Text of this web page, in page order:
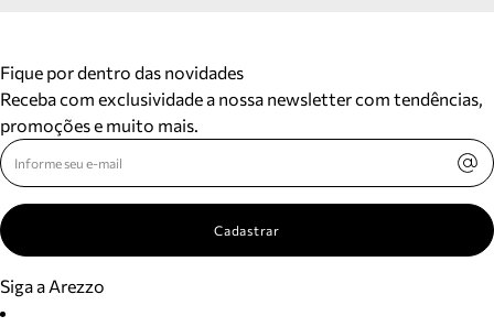
Fique por dentro das novidades
Receba com exclusividade a nossa newsletter com tendências,
promoções e muito mais.
Cadastrar
Siga a Arezzo